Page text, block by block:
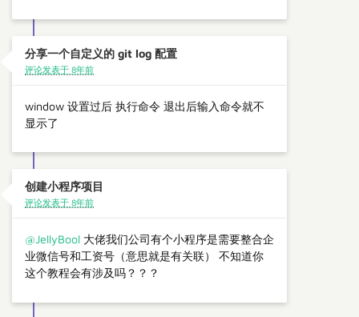
分享一个自定义的 git log 配置
评论发表于 8年前
window 设置过后 执行命令 退出后输入命令就不
显示了
创建小程序项目
评论发表于 8年前
@JellyBool 大佬我们公司有个小程序是需要整合企
业微信号和工资号（意思就是有关联） 不知道你
这个教程会有涉及吗？？？